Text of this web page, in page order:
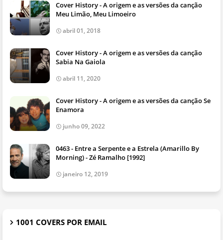
Cover History - A origem e as versões da canção
Meu Limão, Meu Limoeiro
abril 01, 2018
Cover History - A origem e as versões da canção
Sabia Na Gaiola
abril 11, 2020
Cover History - A origem e as versões da canção Se
Enamora
junho 09, 2022
0463 - Entre a Serpente e a Estrela (Amarillo By
Morning) - Zé Ramalho [1992]
janeiro 12, 2019
1001 COVERS POR EMAIL